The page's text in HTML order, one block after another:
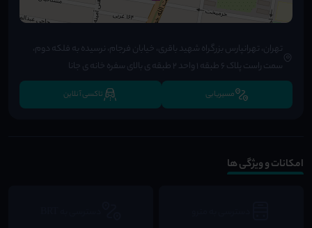
تهران، تهرانپارس بزرگراه شهید باقری، خیابان فرجام، نرسیده به فلکه دوم،
سمت راست پلاک ۶ طبقه ۱ واحد ۲ طبقه ی بالای سفره خانه ی جانا
مسیریابی تاکسی آنلاین
امکانات و ویژگی ها